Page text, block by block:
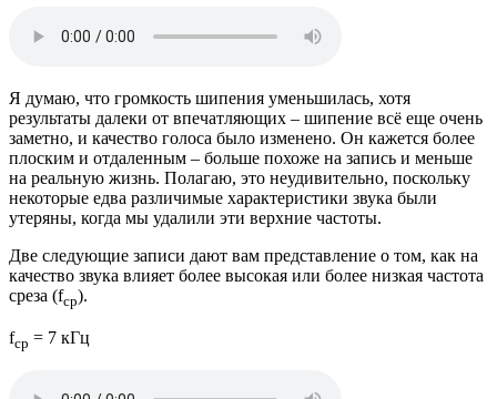
Я думаю, что громкость шипения уменьшилась, хотя
результаты далеки от впечатляющих – шипение всё еще очень
заметно, и качество голоса было изменено. Он кажется более
плоским и отдаленным – больше похоже на запись и меньше
на реальную жизнь. Полагаю, это неудивительно, поскольку
некоторые едва различимые характеристики звука были
утеряны, когда мы удалили эти верхние частоты.
Две следующие записи дают вам представление о том, как на
качество звука влияет более высокая или более низкая частота
среза (fср).
fср = 7 кГц